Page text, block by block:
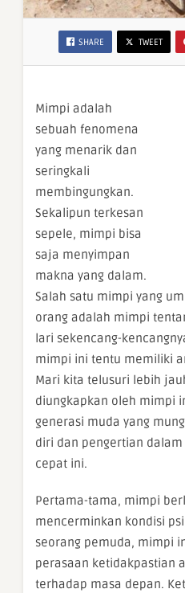
SHARE TWEET
Mimpi adalah
sebuah fenomena
yang menarik dan
seringkali
membingungkan.
Sekalipun terkesan
sepele, mimpi bisa
saja menyimpan
makna yang dalam.
Salah satu mimpi yang
orang adalah mimpi
lari sekencang-
mimpi ini tentu memiliki
Mari kita telusuri lebih
diungkapkan oleh mimpi
generasi muda yang
diri dan pengertian
cepat ini.
Pertama-tama, mimpi
mencerminkan kondisi
seorang pemuda, mimpi
perasaan ketidakpastian
terhadap masa depan.